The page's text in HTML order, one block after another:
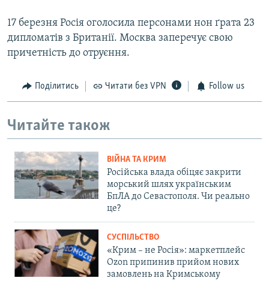
17 березня Росія оголосила персонами нон ґрата 23
дипломатів з Британії. Москва заперечує свою
причетність до отруєння.
Поділитись Читати без VPN Follow us
Читайте також
ВІЙНА ТА КРИМ
Російська влада обіцяє закрити
морський шлях українським
БпЛА до Севастополя. Чи реально
це?
СУСПІЛЬСТВО
«Крим – не Росія»: маркетплейс
Ozon припинив прийом нових
замовлень на Кримському